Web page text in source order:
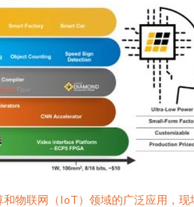
物联网（IoT）领域的广泛应用，现